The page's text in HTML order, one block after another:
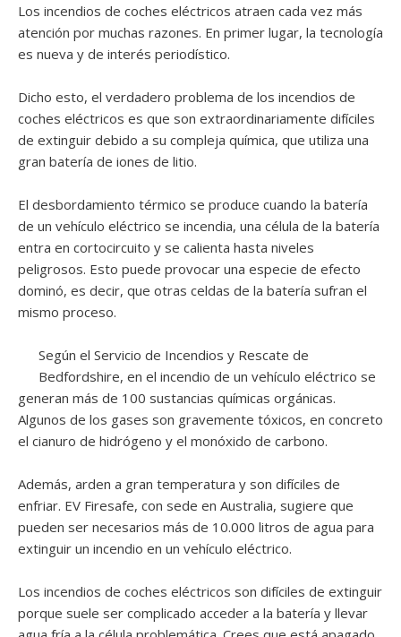
Los incendios de coches eléctricos atraen cada vez más
atención por muchas razones. En primer lugar, la tecnología
es nueva y de interés periodístico.
Dicho esto, el verdadero problema de los incendios de
coches eléctricos es que son extraordinariamente difíciles
de extinguir debido a su compleja química, que utiliza una
gran batería de iones de litio.
El desbordamiento térmico se produce cuando la batería
de un vehículo eléctrico se incendia, una célula de la batería
entra en cortocircuito y se calienta hasta niveles
peligrosos. Esto puede provocar una especie de efecto
dominó, es decir, que otras celdas de la batería sufran el
mismo proceso.
Según el Servicio de Incendios y Rescate de
Bedfordshire, en el incendio de un vehículo eléctrico se
generan más de 100 sustancias químicas orgánicas.
Algunos de los gases son gravemente tóxicos, en concreto
el cianuro de hidrógeno y el monóxido de carbono.
Además, arden a gran temperatura y son difíciles de
enfriar. EV Firesafe, con sede en Australia, sugiere que
pueden ser necesarios más de 10.000 litros de agua para
extinguir un incendio en un vehículo eléctrico.
Los incendios de coches eléctricos son difíciles de extinguir
porque suele ser complicado acceder a la batería y llevar